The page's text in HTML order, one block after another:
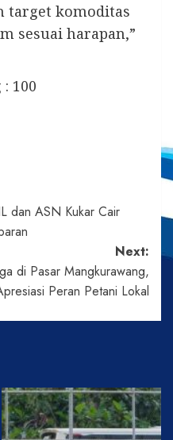
target komoditas
sesuai harapan,”
: 100
dan ASN Kukar Cair
Next:
di Pasar Mangkurawang,
Peran Petani Lokal